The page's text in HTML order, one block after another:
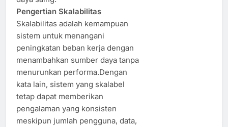
Pengertian Skalabilitas
Skalabilitas adalah kemampuan
sistem untuk menangani
peningkatan beban kerja dengan
menambahkan sumber daya tanpa
menurunkan performa.Dengan
kata lain, sistem yang skalabel
tetap dapat memberikan
pengalaman yang konsisten
meskipun jumlah pengguna, data,